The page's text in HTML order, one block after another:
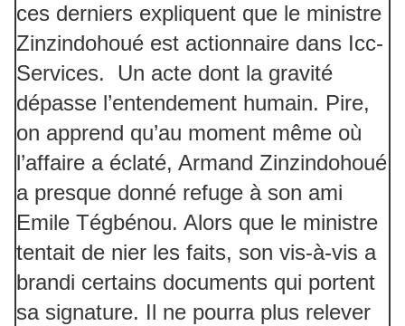
ces derniers expliquent que le ministre
Zinzindohoué est actionnaire dans Icc-
Services. Un acte dont la gravité
dépasse l’entendement humain. Pire,
on apprend qu’au moment même où
l’affaire a éclaté, Armand Zinzindohoué
a presque donné refuge à son ami
Emile Tégbénou. Alors que le ministre
tentait de nier les faits, son vis-à-vis a
brandi certains documents qui portent
sa signature. Il ne pourra plus relever